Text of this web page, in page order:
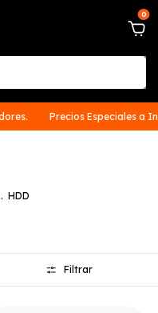
0
Precios Especiales a
. HDD
Filtrar